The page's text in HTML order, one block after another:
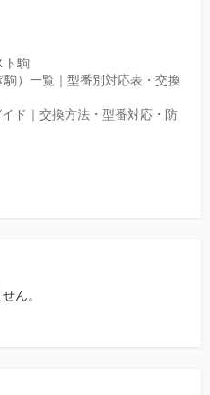
ト駒
駒）一覧｜型番別対応表・交換
ド｜交換方法・型番対応・防
ん。